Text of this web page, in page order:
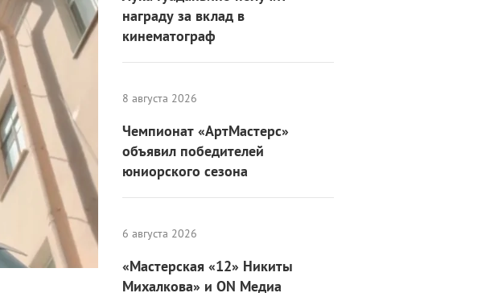
награду за вклад в
кинематограф
8 августа 2026
Чемпионат «АртМастерс»
объявил победителей
юниорского сезона
6 августа 2026
«Мастерская «12» Никиты
Михалкова» и ON Медиа